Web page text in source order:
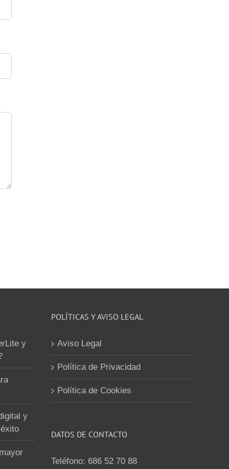
y
y
POLÍTICAS Y AVISO LEGAL
Aviso Legal
Política de Privacidad
Política de Cookies
DATOS DE CONTACTO
Teléfono: 686 52 70 88